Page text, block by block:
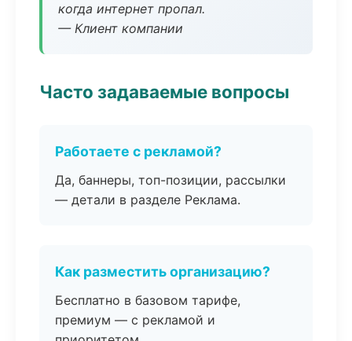
когда интернет пропал.
— Клиент компании
Часто задаваемые вопросы
Работаете с рекламой?
Да, баннеры, топ-позиции, рассылки
— детали в разделе Реклама.
Как разместить организацию?
Бесплатно в базовом тарифе,
премиум — с рекламой и